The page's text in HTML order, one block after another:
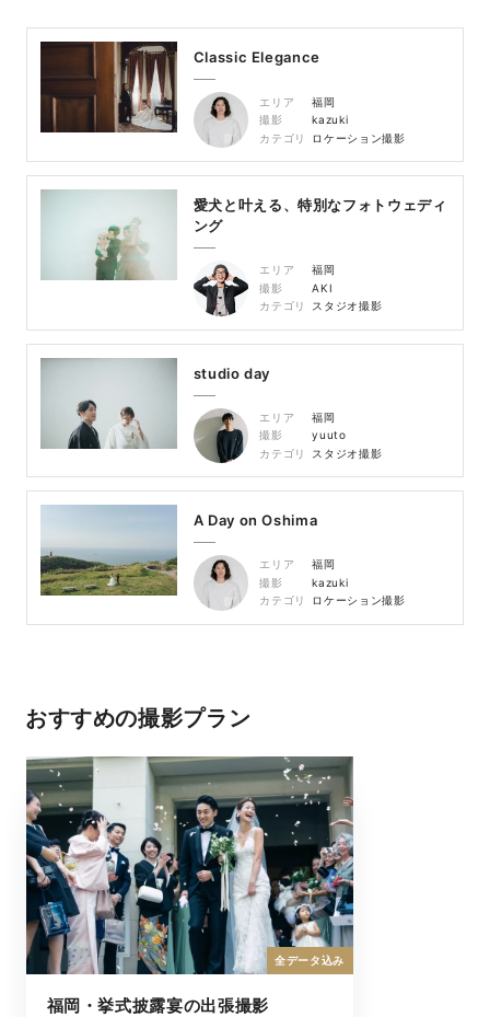
Classic Elegance
エリア
福岡
撮影
kazuki
カテゴリ
ロケーション撮影
愛犬と叶える、特別なフォトウェディ
ング
エリア
福岡
撮影
AKI
カテゴリ
スタジオ撮影
studio day
エリア
福岡
撮影
yuuto
カテゴリ
スタジオ撮影
A Day on Oshima
エリア
福岡
撮影
kazuki
カテゴリ
ロケーション撮影
おすすめの撮影プラン
福岡・挙式披露宴の出張撮影
全データ込み